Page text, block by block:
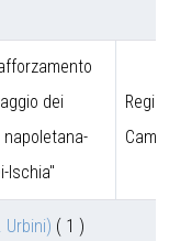
dei
Ischia"
Urbini) ( 1 )